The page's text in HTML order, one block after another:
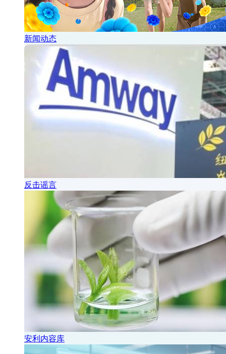
新闻动态
反击谣言
安利内容库